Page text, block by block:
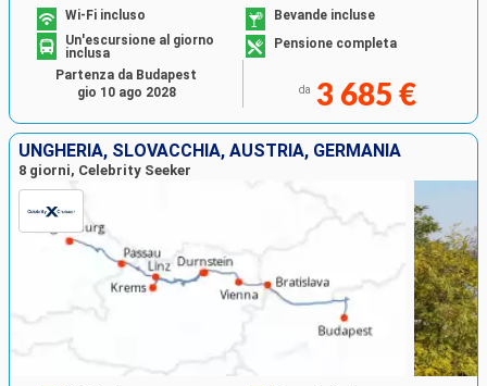
Wi-Fi incluso
Bevande incluse
Un'escursione al giorno
inclusa
Pensione completa
da 3 685 €
Partenza da Budapest
gio 10 ago 2028
UNGHERIA, SLOVACCHIA, AUSTRIA, GERMANIA
8 giorni, Celebrity Seeker